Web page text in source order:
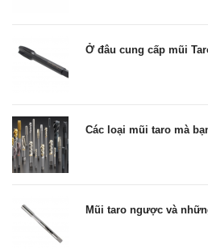
Ở đâu cung cấp mũi
Các loại mũi taro mà
Mũi taro ngược và